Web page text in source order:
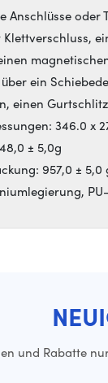
Anschlüsse
ein
einen
346.0 x
± 5,0g
957,0 ± 5,0
und Rabatte